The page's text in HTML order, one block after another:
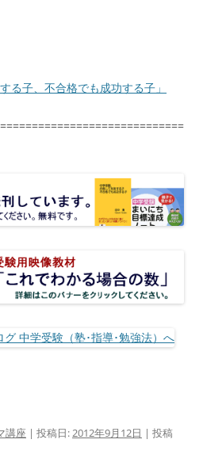
る子、不合格でも成功する子」
講座 | 投稿日:2012年9月12日 | 投稿